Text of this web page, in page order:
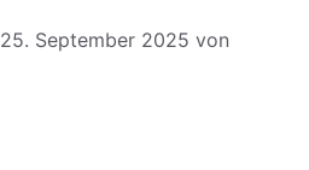
25. September 2025 von